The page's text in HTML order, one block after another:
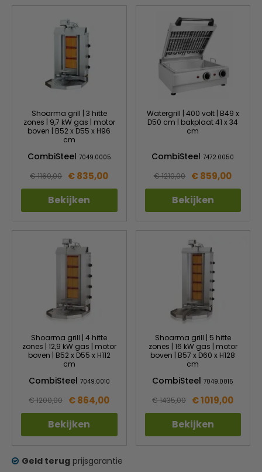
Shoarma grill | 3 hitte
zones | 9,7 kW gas | motor
boven | B52 x D55 x H96
cm
CombiSteel 7049.0005
€ 1160,00 € 835,00
Bekijken
Watergrill | 400 volt | B49 x
D50 cm | bakplaat 41 x 34
cm
CombiSteel7472.0050
€ 1210,00 € 859,00
Bekijken
Shoarma grill | 4 hitte
zones | 12,9 kW gas | motor
boven | B52 x D55 x H112
cm
CombiSteel 7049.0010
€ 1200,00 € 864,00
Bekijken
Shoarma grill | 5 hitte
zones | 16 kW gas | motor
boven | B57 x D60 x H128
cm
CombiSteel7049.0015
€ 1435,00 € 1019,00
Bekijken
Geld terug prijsgarantie